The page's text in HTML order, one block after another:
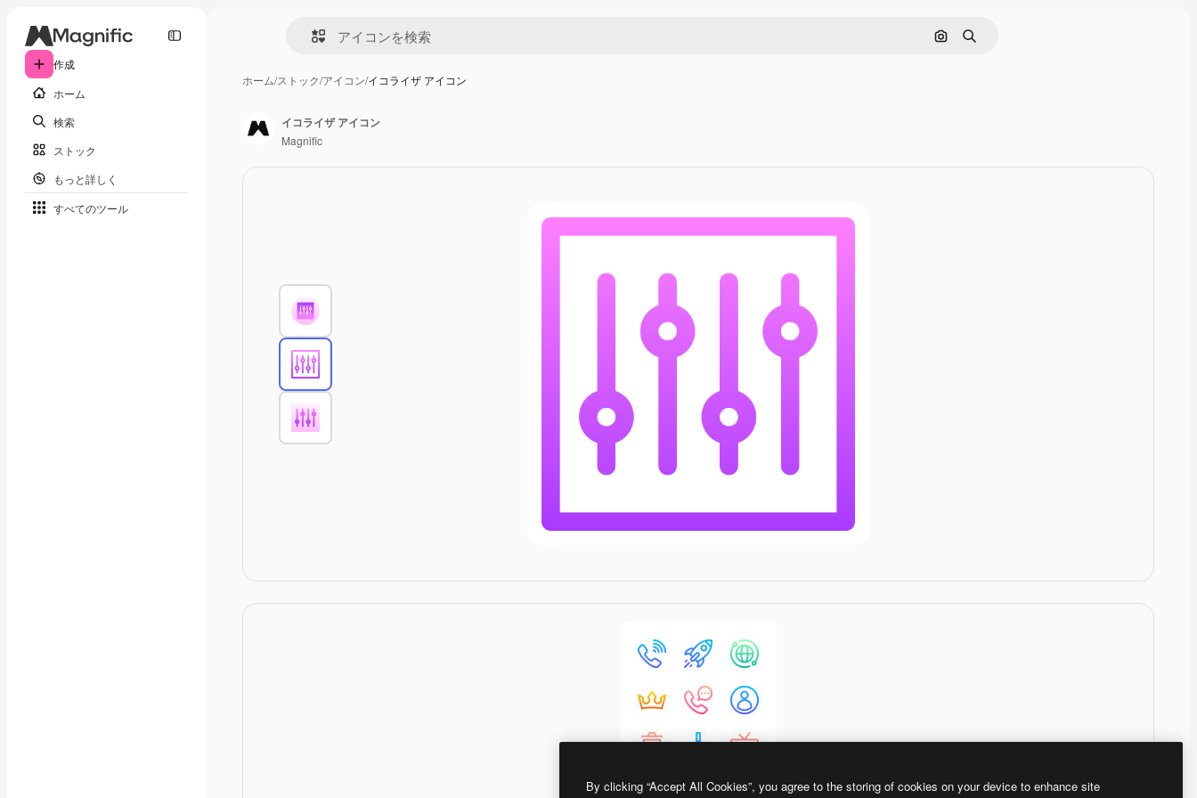
作成
ホーム
検索
ストック
もっと詳しく
すべてのツール
画像で検索
検索
ホーム/ストック/アイコン/イコライザ アイコン
Basic Gradient Lineal color
イコライザ アイコン
Magnific
By clicking “Accept All Cookies”, you agree to the storing of cookies on your device to enhance site